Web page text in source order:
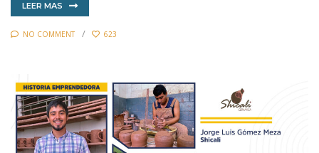
LEER MAS
NO COMMENT 623